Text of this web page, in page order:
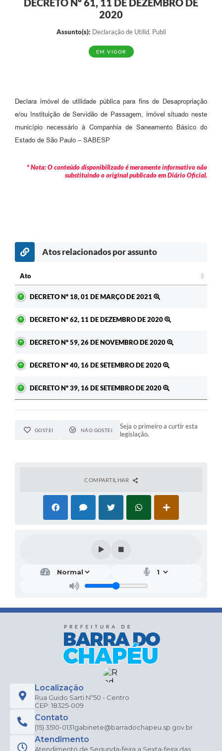
DECRETO Nº 61, 11 DE DEZEMBRO DE
2020
Assunto(s): Declaração de Utilid. Publi
EM VIGOR
Declara imóvel de utilidade pública para fins de Desapropriação
e/ou Instituição de Servidão de Passagem, imóvel situado neste
município necessário à Companhia de Saneamento Básico do
Estado de São Paulo – SABESP
* Nota: O conteúdo disponibilizado é meramente informativo não
substituindo o original publicado em Diário Oficial.
Atos relacionados por assunto
Ato
DECRETO Nº 18, 01 DE MARÇO DE 2021
DECRETO Nº 62, 11 DE DEZEMBRO DE 2020
DECRETO Nº 59, 26 DE NOVEMBRO DE 2020
DECRETO Nº 40, 16 DE SETEMBRO DE 2020
DECRETO Nº 39, 16 DE SETEMBRO DE 2020
GOSTEI NÃO GOSTEI
Seja o primeiro a curtir esta
legislação.
COMPARTILHAR
Localização
Rua Guido Sarti Nº50 - Centro
CEP: 18325-009
Contato
(15) 3510-0131gabinete@barradochapeu.sp.gov.br
Atendimento
Atendimento de Segunda-feira a Sexta-feira das